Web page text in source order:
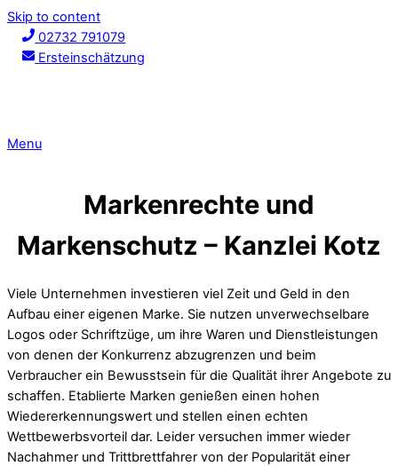
Skip to content
02732 791079
Ersteinschätzung
Menu
Markenrechte und
Markenschutz – Kanzlei Kotz
Viele Unternehmen investieren viel Zeit und Geld in den
Aufbau einer eigenen Marke. Sie nutzen unverwechselbare
Logos oder Schriftzüge, um ihre Waren und Dienstleistungen
von denen der Konkurrenz abzugrenzen und beim
Verbraucher ein Bewusstsein für die Qualität ihrer Angebote zu
schaffen. Etablierte Marken genießen einen hohen
Wiedererkennungswert und stellen einen echten
Wettbewerbsvorteil dar. Leider versuchen immer wieder
Nachahmer und Trittbrettfahrer von der Popularität einer